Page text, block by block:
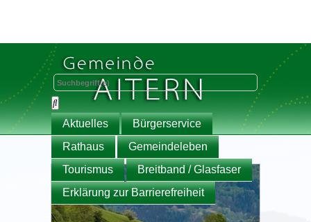
Aktuelles
Bürgerservice
Rathaus
Gemeindeleben
Tourismus
Breitband / Glasfaser
Erklärung zur Barrierefreiheit